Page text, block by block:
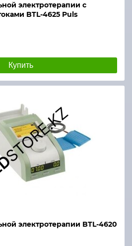
электротерапии с
BTL-4625 Puls
Купить
электротерапии BTL-4620